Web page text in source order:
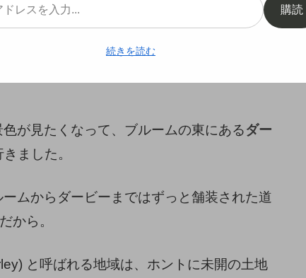
へ
が見たくなって、ブルームの東にあるダー
ました。
ムからダービーまではずっと舗装された道
から。
と呼ばれる地域は、ホントに未開の土地
購読
続きを読む